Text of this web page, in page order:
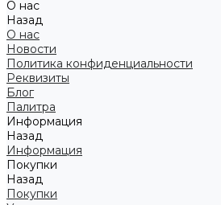
О нас
Назад
О нас
Новости
Политика конфиденциальности
Реквизиты
Блог
Палитра
Информация
Назад
Информация
Покупки
Назад
Покупки